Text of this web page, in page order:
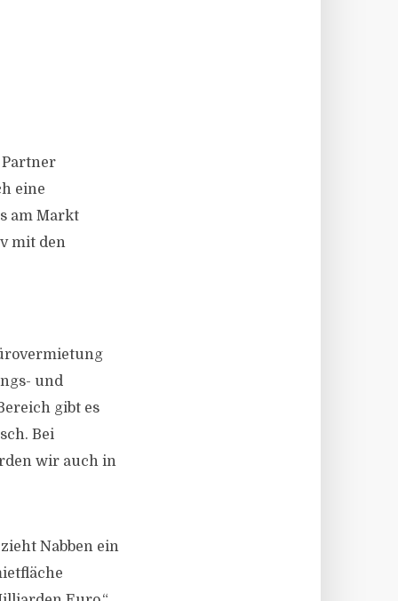
Partner
eine
am Markt
mit den
und
gibt es
Bei
wir auch in
Nabben ein